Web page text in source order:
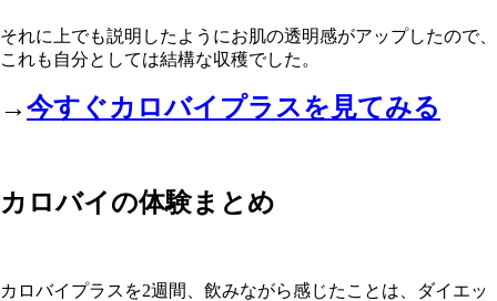
それに上でも説明したようにお肌の透明感がアップしたので、
これも自分としては結構な収穫でした。
→今すぐカロバイプラスを見てみる
カロバイの体験まとめ
カロバイプラスを2週間、飲みながら感じたことは、ダイエッ